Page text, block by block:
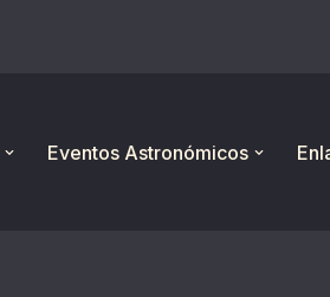
Eventos Astronómicos